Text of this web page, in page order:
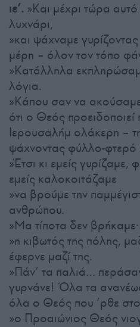
ιε’. »Και μέχρι τώρα αυτό
λυχνάρι,
»και ψάχναμε
μέρη – όλον τον τόπο
»Κατάλληλα
λόγια.
»Κάπου σαν να
ότι ο Θεός
Ιερουσαλήμ ολάκερη –
ψάχνοντας φύλλο-φτερό
»Έτσι κι εμείς γυρίζαμε,
εμείς καλοκοιτάζαμε
»να βρούμε την
ανθρώπου.
»Μα τίποτα δεν
»η κιβωτός της πόλης,
έφερνε μαζί της.
»Πάν’ τα παλιά…
γυρνάνε! Όλα τα
όλα ο Θεός που ’ρθε
»ο Προαιώνιος Θεός